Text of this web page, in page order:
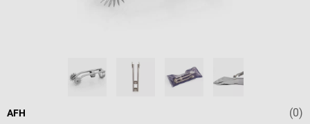
(0)
AFH